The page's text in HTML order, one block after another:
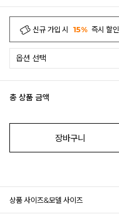
신규 가입 시 15% 즉시 할인
총 상품 금액
장바구니
상품 사이즈&모델 사이즈